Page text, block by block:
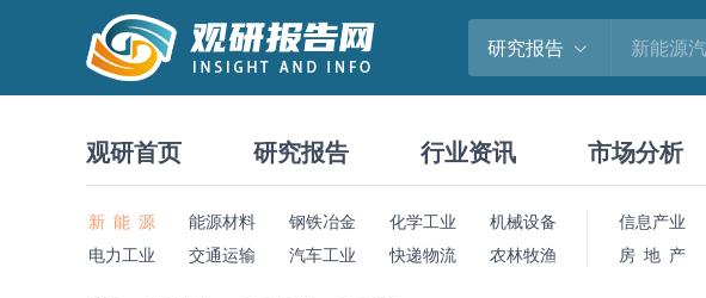
研究报告
观研首页 研究报告 行业资讯 市场分析
新 能 源 能源材料 钢铁冶金 化学工业
机械设备
电力工业
交通运输 汽车工业 快递物流 农林牧渔
信息产业
房 地 产